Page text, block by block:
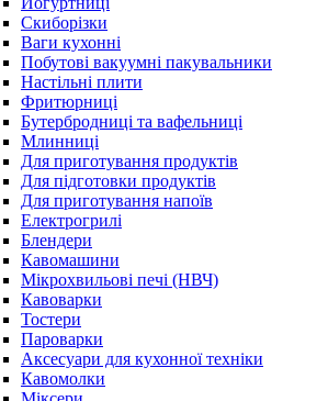
Скиборізки
Ваги кухонні
Побутові вакуумні пакувальники
Настільні плити
Фритюрниці
Бутербродниці та вафельниці
Млинниці
Для приготування продуктів
Для підготовки продуктів
Для приготування напоїв
Електрогрилі
Блендери
Кавомашини
Мікрохвильові печі (НВЧ)
Кавоварки
Тостери
Пароварки
Аксесуари для кухонної техніки
Кавомолки